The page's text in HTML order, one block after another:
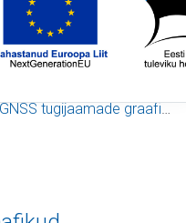
GNSS tugijaamade graafikud